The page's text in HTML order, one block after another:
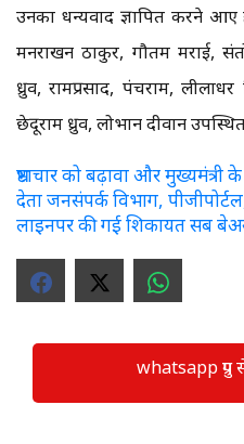
उनका धन्यवाद ज्ञापित करने
मनराखन ठाकुर, गौतम मराई,
ध्रुव, रामप्रसाद, पंचराम, लीलाधर
छेदूराम ध्रुव, लोभान दीवान
भ्रष्टाचार को बढ़ावा और
देता जनसंपर्क विभाग,
लाइनपर की गई शिकायत सब
whatsapp